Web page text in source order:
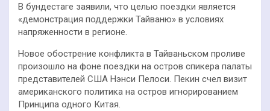
В бундестаге заявили, что целью поездки является
«демонстрация поддержки Тайваню» в условиях
напряженности в регионе.
Новое обострение конфликта в Тайваньском проливе
произошло на фоне поездки на остров спикера палаты
представителей США Нэнси Пелоси. Пекин счел визит
американского политика на остров игнорированием
Принципа одного Китая.